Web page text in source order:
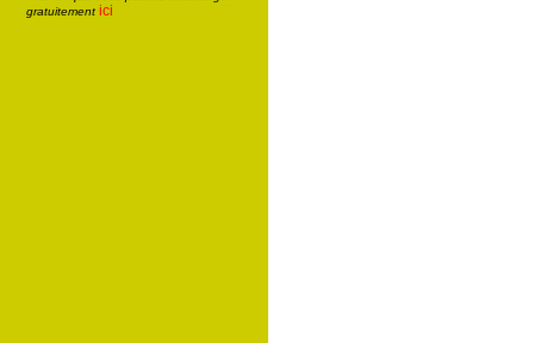
gratuitement ici